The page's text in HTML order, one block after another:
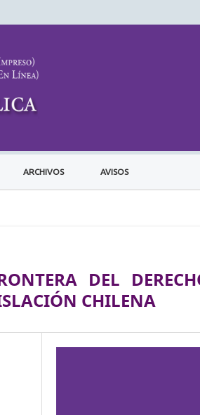
ARCHIVOS AVISOS
DEL
CHILENA